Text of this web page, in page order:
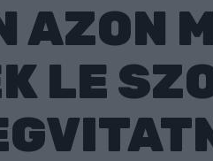
AZON
LE